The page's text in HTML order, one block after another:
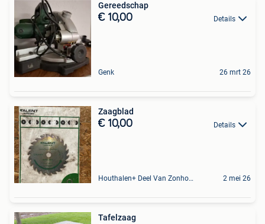
Gereedschap
€ 10,00 Details
Genk 26 mrt 26
Zaagblad
€ 10,00 Details
Houthalen+ Deel Van Zonhoven En Zolder 2 mei 26
Tafelzaag